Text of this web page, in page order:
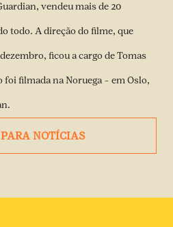
vendeu mais de 20
todo. A direção do filme, que
ficou a cargo de Tomas
filmada na Noruega – em Oslo,
NOTÍCIAS